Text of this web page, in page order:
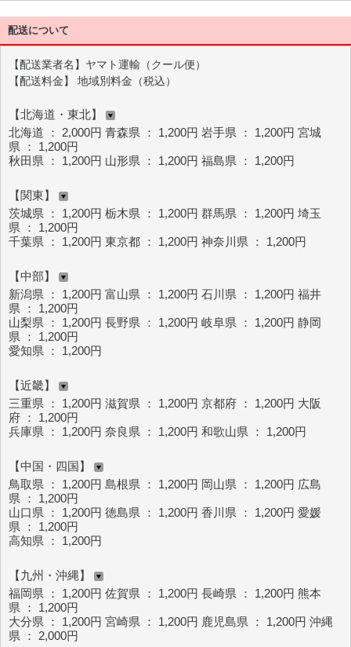
配送について
【配送業者名】ヤマト運輸（クール便）
【配送料金】 地域別料金（税込）
【北海道・東北】
北海道 ： 2,000円 青森県 ： 1,200円 岩手県 ： 1,200円 宮城
県 ： 1,200円
秋田県 ： 1,200円 山形県 ： 1,200円 福島県 ： 1,200円
【関東】
茨城県 ： 1,200円 栃木県 ： 1,200円 群馬県 ： 1,200円 埼玉
県 ： 1,200円
千葉県 ： 1,200円 東京都 ： 1,200円 神奈川県 ： 1,200円
【中部】
新潟県 ： 1,200円 富山県 ： 1,200円 石川県 ： 1,200円 福井
県 ： 1,200円
山梨県 ： 1,200円 長野県 ： 1,200円 岐阜県 ： 1,200円 静岡
県 ： 1,200円
愛知県 ： 1,200円
【近畿】
三重県 ： 1,200円 滋賀県 ： 1,200円 京都府 ： 1,200円 大阪
府 ： 1,200円
兵庫県 ： 1,200円 奈良県 ： 1,200円 和歌山県 ： 1,200円
【中国・四国】
鳥取県 ： 1,200円 島根県 ： 1,200円 岡山県 ： 1,200円 広島
県 ： 1,200円
山口県 ： 1,200円 徳島県 ： 1,200円 香川県 ： 1,200円 愛媛
県 ： 1,200円
高知県 ： 1,200円
【九州・沖縄】
福岡県 ： 1,200円 佐賀県 ： 1,200円 長崎県 ： 1,200円 熊本
県 ： 1,200円
大分県 ： 1,200円 宮崎県 ： 1,200円 鹿児島県 ： 1,200円 沖縄
県 ： 2,000円